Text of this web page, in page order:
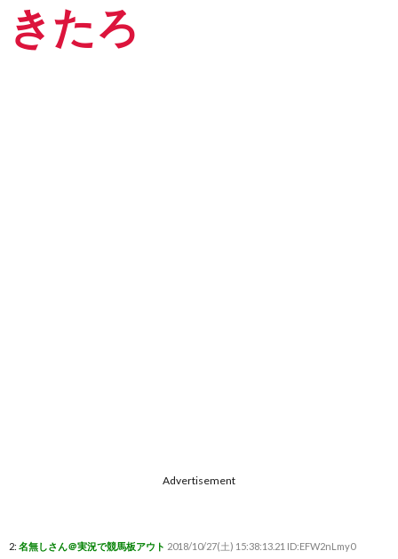
きたろ
Advertisement
2: 名無しさん＠実況で競馬板アウト 2018/10/27(土) 15:38:13.21 ID:EFW2nLmy0